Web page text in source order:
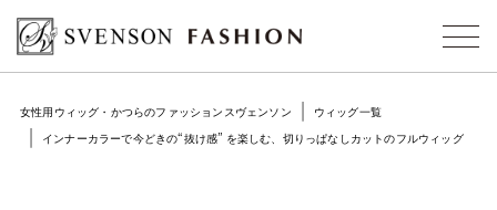
女性用ウィッグ・かつらのファッションスヴェンソン
ウィッグ一覧
インナーカラーで今どきの“抜け感” を楽しむ、切りっぱなしカットのフルウィッグ